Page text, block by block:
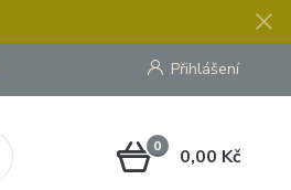
Přihlášení
0 0,00 Kč